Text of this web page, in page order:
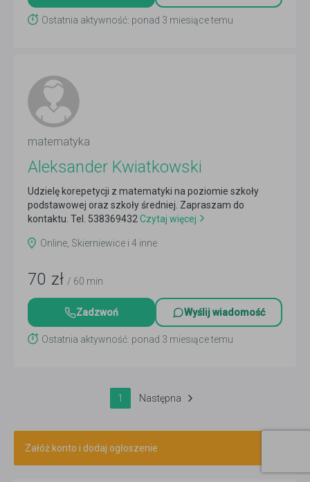
Ostatnia aktywność: ponad 3 miesiące temu
matematyka
Aleksander Kwiatkowski
Udzielę korepetycji z matematyki na poziomie szkoły
podstawowej oraz szkoły średniej. Zapraszam do
kontaktu. Tel. 538369432Czytaj więcej
Online, Skierniewice i 4 inne
70 zł / 60 min
Zadzwoń Wyślij wiadomość
Ostatnia aktywność: ponad 3 miesiące temu
1 Następna
Załóż konto i dodaj ogłoszenie